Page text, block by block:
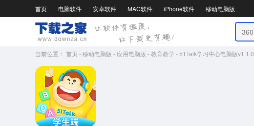
首页 电脑软件 安卓软件 MAC软件 iPhone软件 移动电脑版
当前位置： 首页-移动电脑版 - 应用电脑版 -教育教学 -51Talk学习中心电脑版v1.1.0